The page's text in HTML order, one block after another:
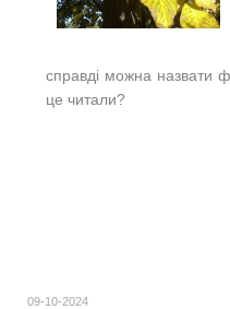
справді можна назвати
це читали?
09-10-2024